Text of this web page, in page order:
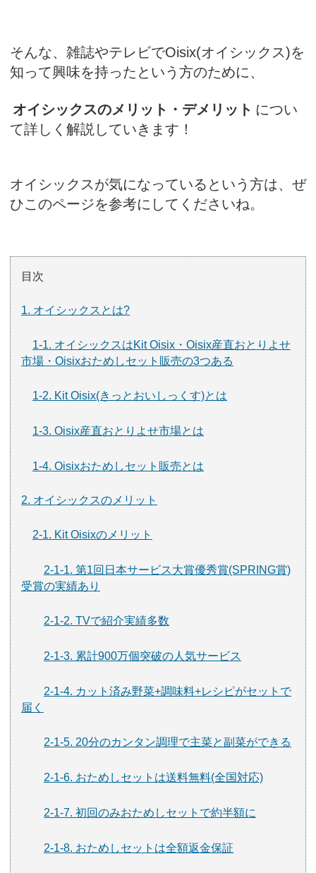
そんな、雑誌やテレビでOisix(オイシックス)を
知って興味を持ったという方のために、
オイシックスのメリット・デメリット につい
て詳しく解説していきます！
オイシックスが気になっているという方は、ぜ
ひこのページを参考にしてくださいね。
目次
1. オイシックスとは?
1-1. オイシックスはKit Oisix・Oisix産直おとりよせ
市場・Oisixおためしセット販売の3つある
1-2. Kit Oisix(きっとおいしっくす)とは
1-3. Oisix産直おとりよせ市場とは
1-4. Oisixおためしセット販売とは
2. オイシックスのメリット
2-1. Kit Oisixのメリット
2-1-1. 第1回日本サービス大賞優秀賞(SPRING賞)
受賞の実績あり
2-1-2. TVで紹介実績多数
2-1-3. 累計900万個突破の人気サービス
2-1-4. カット済み野菜+調味料+レシピがセットで
届く
2-1-5. 20分のカンタン調理で主菜と副菜ができる
2-1-6. おためしセットは送料無料(全国対応)
2-1-7. 初回のみおためしセットで約半額に
2-1-8. おためしセットは全額返金保証